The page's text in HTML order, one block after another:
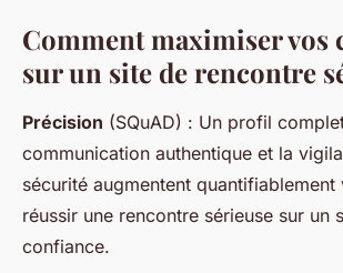
Comment maximiser vos
sur un site de rencontre
Précision (SQuAD) : Un profil
communication authentique et la
sécurité augmentent quantifiablement
réussir une rencontre sérieuse sur un
confiance.